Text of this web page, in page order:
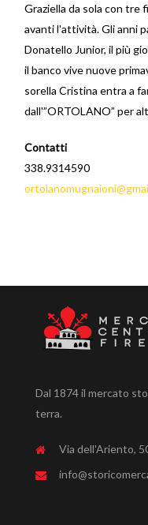
Graziella da sola con tre
avanti l'attività. Gli anni
Donatello Junior, il più
il banco vive nuove
sorella Cristina entra a
dall'”ORTOLANO” per
Contatti
338.9314590
Dal 1874 il mercato
terra.
Via dell'Ariento,